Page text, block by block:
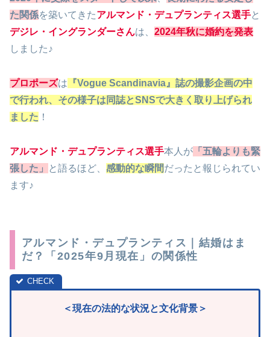
た関係を築いてきたアルマンド・デュプランティス選手と
デジレ・イングランダーさんは、 2024年秋に婚約を発表
しました♪
プロポーズは 『Vogue Scandinavia』誌の撮影企画の中
で行われ、その様子は同誌とSNSで大きく取り上げられ
ました ！
アルマンド・デュプランティス選手本人が 「五輪よりも緊
張した」
と語るほど、 感動的な瞬間だったと報じられてい
ます♪
アルマンド・デュプランティス｜結婚はま
だ？「2025年9月現在」の関係性
＜現在の法的な状況と文化背景＞